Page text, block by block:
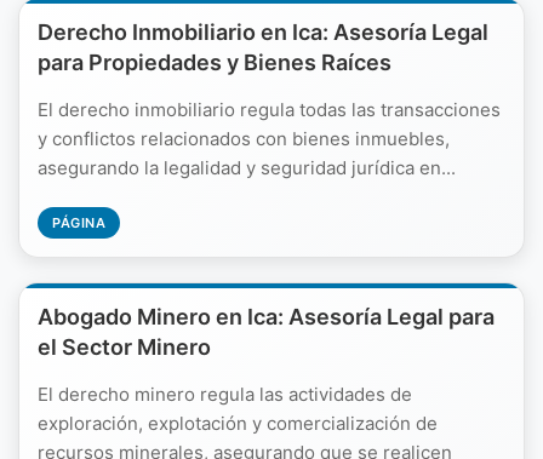
Derecho Inmobiliario en Ica: Asesoría Legal
para Propiedades y Bienes Raíces
El derecho inmobiliario regula todas las transacciones
y conflictos relacionados con bienes inmuebles,
asegurando la legalidad y seguridad jurídica en...
PÁGINA
Abogado Minero en Ica: Asesoría Legal para
el Sector Minero
El derecho minero regula las actividades de
exploración, explotación y comercialización de
recursos minerales, asegurando que se realicen